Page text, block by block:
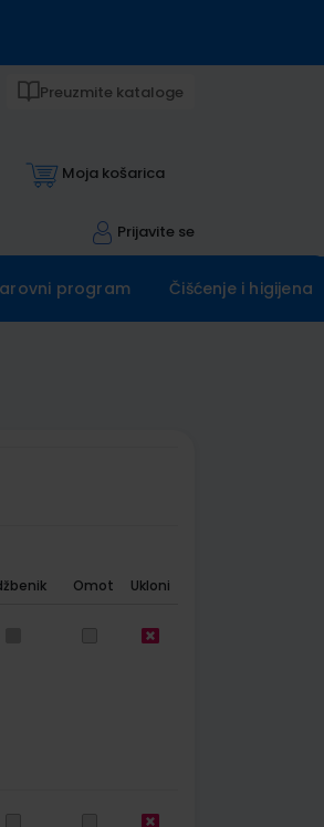
Preuzmite kataloge
Moja košarica
Prijavite se
program Čišćenje i higijena
Omot Ukloni